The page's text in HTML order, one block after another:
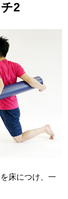
2
床につけ、一